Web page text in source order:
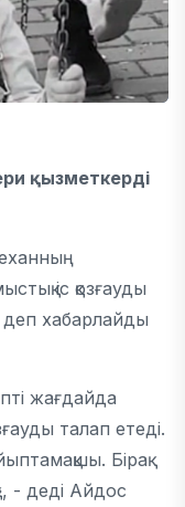
қызметкерді
іс қозғауды
деп хабарлайды
жағдайда
талап етеді.
Бірақ
- деді Айдос